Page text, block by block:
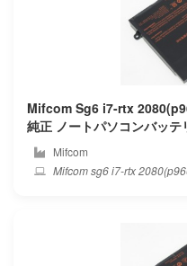
Primux
Qistar
Mifcom Sg6 i7-rtx
純正 ノートパソコンバッ
Mifcom
Mifcom sg6 i7-rtx